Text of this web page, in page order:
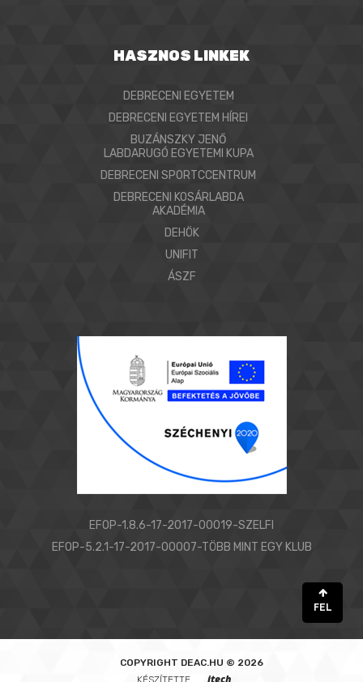
HASZNOS LINKEK
DEBRECENI EGYETEM
DEBRECENI EGYETEM HÍREI
BUZÁNSZKY JENŐ
LABDARUGÓ EGYETEMI KUPA
DEBRECENI SPORTCCENTRUM
DEBRECENI KOSÁRLABDA
AKADÉMIA
DEHÖK
UNIFIT
ÁSZF
EFOP-1.8.6-17-2017-00019-SZELFI
EFOP-5.2.1-17-2017-00007-TÖBB MINT EGY KLUB
FEL
COPYRIGHT DEAC.HU © 2026